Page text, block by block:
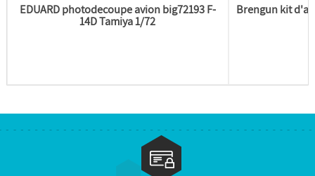
EDUARD photodecoupe avion big72193 F-
14D Tamiya 1/72
Brengun kit